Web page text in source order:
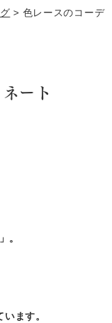
> 色レースのコーデ
ート
。
ます。